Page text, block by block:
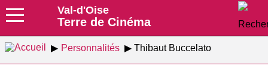
Val-d'Oise
Terre de Cinéma
Personnalités Thibaut Buccelato